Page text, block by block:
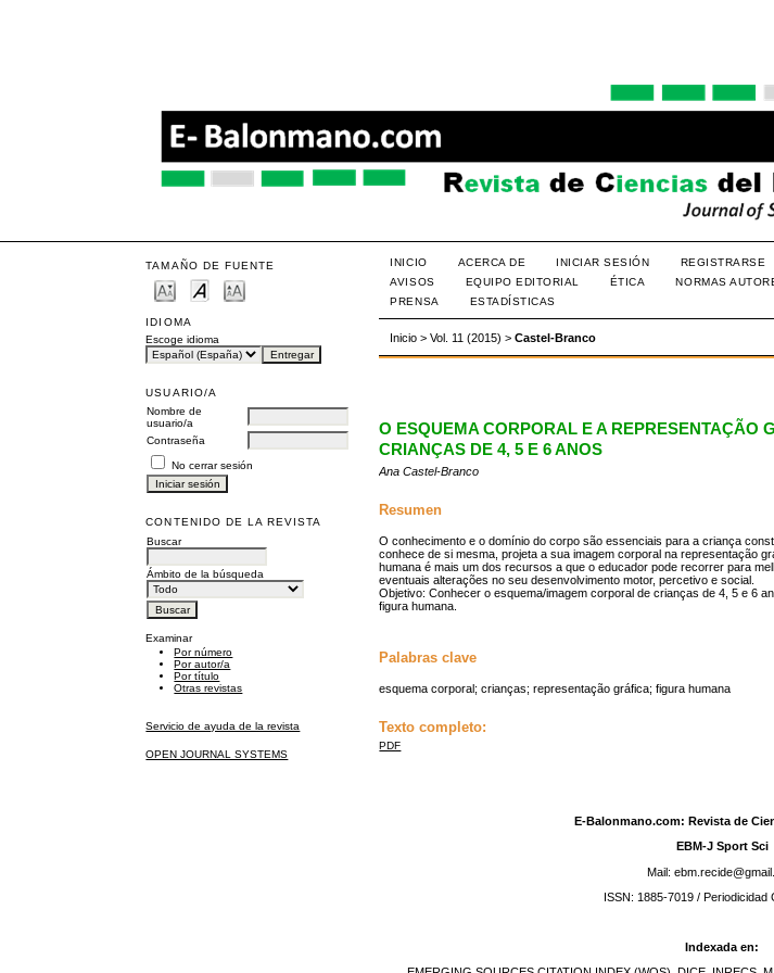
TAMAÑO DE FUENTE
IDIOMA
Escoge idioma
USUARIO/A
Nombre de
usuario/a
Contraseña
No cerrar sesión
CONTENIDO DE LA REVISTA
Buscar
Ámbito de la búsqueda
Examinar
Por número
Por autor/a
Por título
Otras revistas
Servicio de ayuda de la revista
OPEN JOURNAL SYSTEMS
INICIO ACERCA DE INICIAR SESIÓN REGISTRARSE
AVISOS
EQUIPO EDITORIAL ÉTICA NORMAS
PRENSA
ESTADÍSTICAS
Inicio >Vol. 11 (2015) >Castel-Branco
O ESQUEMA CORPORAL E A REPRESENTAÇÃO
CRIANÇAS DE 4, 5 E 6 ANOS
Ana Castel-Branco
Resumen
O conhecimento e o domínio do corpo são essenciais para a criança
conhece de si mesma, projeta a sua imagem corporal na representação
humana é mais um dos recursos a que o educador pode recorrer para
eventuais alterações no seu desenvolvimento motor, percetivo e social.
Objetivo: Conhecer o esquema/imagem corporal de crianças de 4, 5 e 6
figura humana.
Palabras clave
esquema corporal; crianças; representação gráfica; figura humana
Texto completo:
PDF
E-Balonmano.com: Revista de
EBM-J Sport Sci
Mail:
ISSN: 1885-7019 / Periodicidad
Indexada en: